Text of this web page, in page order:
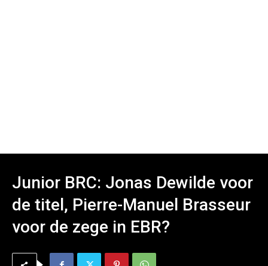
Junior BRC: Jonas Dewilde voor
de titel, Pierre-Manuel Brasseur
voor de zege in EBR?